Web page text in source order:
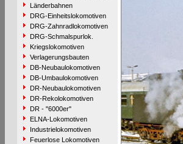
Länderbahnen
DRG-Einheitslokomotiven
DRG-Zahnradlokomotiven
DRG-Schmalspurlok.
Kriegslokomotiven
Verlagerungsbauten
DB-Neubaulokomotiven
DB-Umbaulokomotiven
DR-Neubaulokomotiven
DR-Rekolokomotiven
DR - "6000er"
ELNA-Lokomotiven
Industrielokomotiven
Feuerlose Lokomotiven